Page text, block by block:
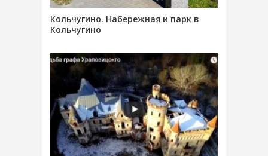
Кольчугино. Набережная и парк в
Кольчугино